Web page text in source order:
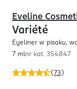
( 73 )
Eveline
Variété
Eyeliner w pisaku,
7 mlnr kat. 354847